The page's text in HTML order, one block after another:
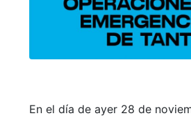
En el día de ayer 28 de